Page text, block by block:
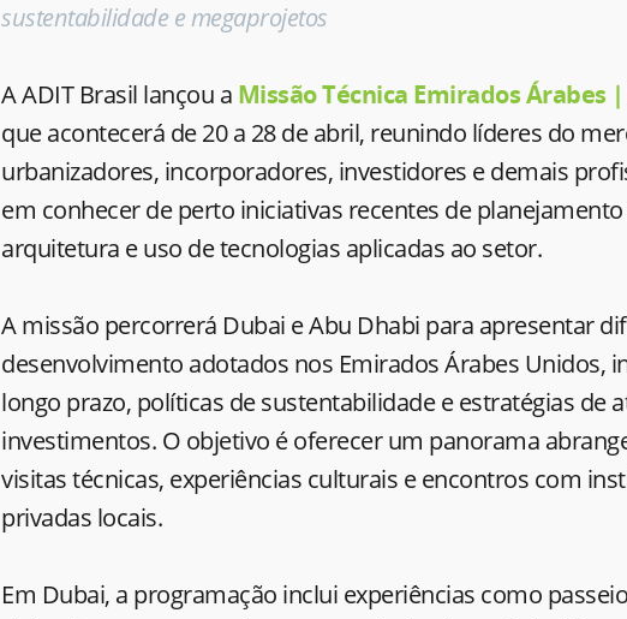
sustentabilidade e megaprojetos
A ADIT Brasil lançou a Missão Técnica Emirados Árabes
que acontecerá de 20 a 28 de abril, reunindo líderes do
urbanizadores, incorporadores, investidores e demais
em conhecer de perto iniciativas recentes de
arquitetura e uso de tecnologias aplicadas ao setor.
A missão percorrerá Dubai e Abu Dhabi para apresentar
desenvolvimento adotados nos Emirados Árabes Unidos,
longo prazo, políticas de sustentabilidade e estratégias de
investimentos. O objetivo é oferecer um panorama
visitas técnicas, experiências culturais e encontros com
privadas locais.
Em Dubai, a programação inclui experiências como